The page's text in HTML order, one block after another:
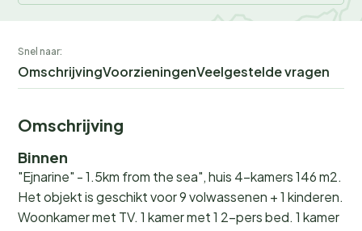
Snel naar:
OmschrijvingVoorzieningenVeelgestelde vragen
Omschrijving
Binnen
"Ejnarine" - 1.5km from the sea", huis 4-kamers 146 m2.
Het objekt is geschikt voor 9 volwassenen + 1 kinderen.
Woonkamer met TV. 1 kamer met 1 2-pers bed. 1 kamer